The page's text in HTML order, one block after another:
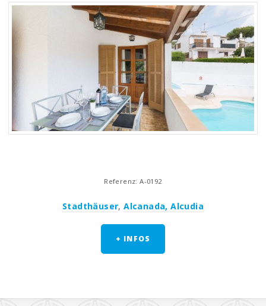
Referenz: A-0192
Stadthäuser,Alcanada, Alcudia
+ INFOS